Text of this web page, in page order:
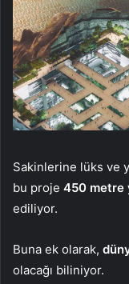
Sakinlerine lüks ve
bu proje 450 metre
ediliyor.
Buna ek olarak,
olacağı biliniyor.